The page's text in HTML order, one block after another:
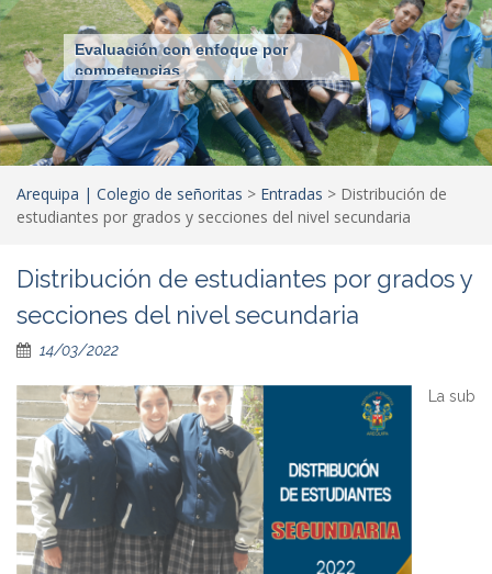
Evaluación con enfoque por
competencias
Arequipa | Colegio de señoritas > Entradas > Distribución de
estudiantes por grados y secciones del nivel secundaria
Distribución de estudiantes por grados y
secciones del nivel secundaria
14/03/2022
La sub